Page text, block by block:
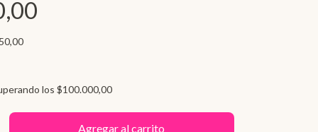
los$100.000,00